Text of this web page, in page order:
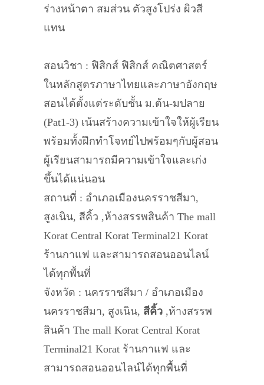
ร่างหน้าตา สมส่วน ตัวสูงโปร่ง ผิวสี
แทน
สอนวิชา : ฟิสิกส์ ฟิสิกส์ คณิตศาสตร์
ในหลักสูตรภาษาไทยและภาษาอังกฤษ
สอนได้ตั้งแต่ระดับชั้น ม.ต้น-มปลาย
(Pat1-3) เน้นสร้างความเข้าใจให้ผู้เรียน
พร้อมทั้งฝึกทำโจทย์ไปพร้อมๆกับผู้สอน
ผู้เรียนสามารถมีความเข้าใจและเก่ง
ขึ้นได้แน่นอน​
สถานที่ : อำเภอเมืองนครราชสีมา,
สูงเนิน, สีคิ้ว ,ห้างสรรพสินค้า The mall
Korat Central Korat Terminal21 Korat
ร้านกาแฟ และสามารถสอนออนไลน์
ได้ทุกพื้นที่
จังหวัด : นครราชสีมา / อำเภอเมือง
นครราชสีมา, สูงเนิน, สีคิ้ว ,ห้างสรรพ
สินค้า The mall Korat Central Korat
Terminal21 Korat ร้านกาแฟ และ
สามารถสอนออนไลน์ได้ทุกพื้นที่